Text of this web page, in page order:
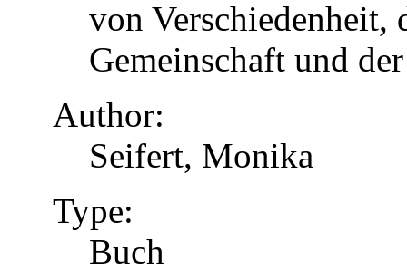
von Verschiedenheit,
Gemeinschaft und
Author:
Seifert, Monika
Type:
Buch